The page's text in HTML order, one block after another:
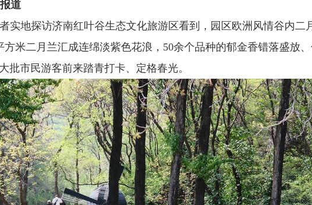
道
实地探访济南红叶谷生态文化旅游区看到，园区欧洲风情谷内二
方米二月兰汇成连绵淡紫色花浪，50余个品种的郁金香错落盛放
批市民游客前来踏青打卡、定格春光。